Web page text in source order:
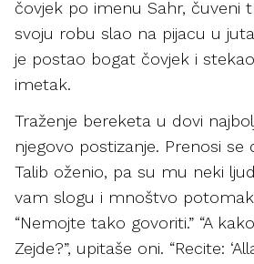
čovjek po imenu Sahr, čuveni
svoju robu slao na pijacu u
je postao bogat čovjek i
imetak.
Traženje bereketa u dovi
njegovo postizanje. Prenosi se
Talib oženio, pa su mu neki
vam slogu i mnoštvo
“Nemojte tako govoriti.” “A
Zejde?”, upitaše oni. “Recite: